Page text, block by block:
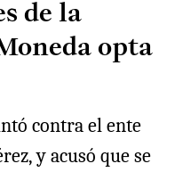
de la
opta
contra el ente
y acusó que se